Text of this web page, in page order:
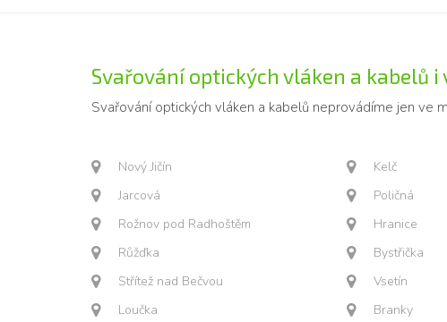
Svařování optických vláken a kabelů i
Svařování optických vláken a kabelů neprovádíme jen ve
Nový Jičín Kelč
Jarcová
Poličná
Rožnov pod Radhoštěm
Hranice
Růžďka
Bystřička
Střítež nad Bečvou
Vsetín
Loučka
Branky